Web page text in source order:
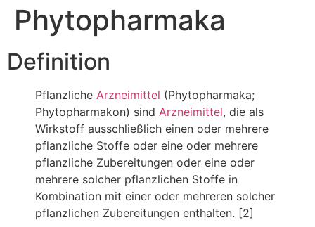
Phytopharmaka
Definition
Pflanzliche Arzneimittel (Phytopharmaka;
Phytopharmakon) sind Arzneimittel, die als
Wirkstoff ausschließlich einen oder mehrere
pflanzliche Stoffe oder eine oder mehrere
pflanzliche Zubereitungen oder eine oder
mehrere solcher pflanzlichen Stoffe in
Kombination mit einer oder mehreren solcher
pflanzlichen Zubereitungen enthalten. [2]